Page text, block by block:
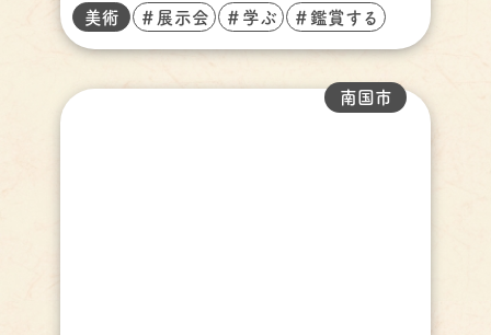
美術
＃展示会 ＃学ぶ ＃鑑賞する
南国市